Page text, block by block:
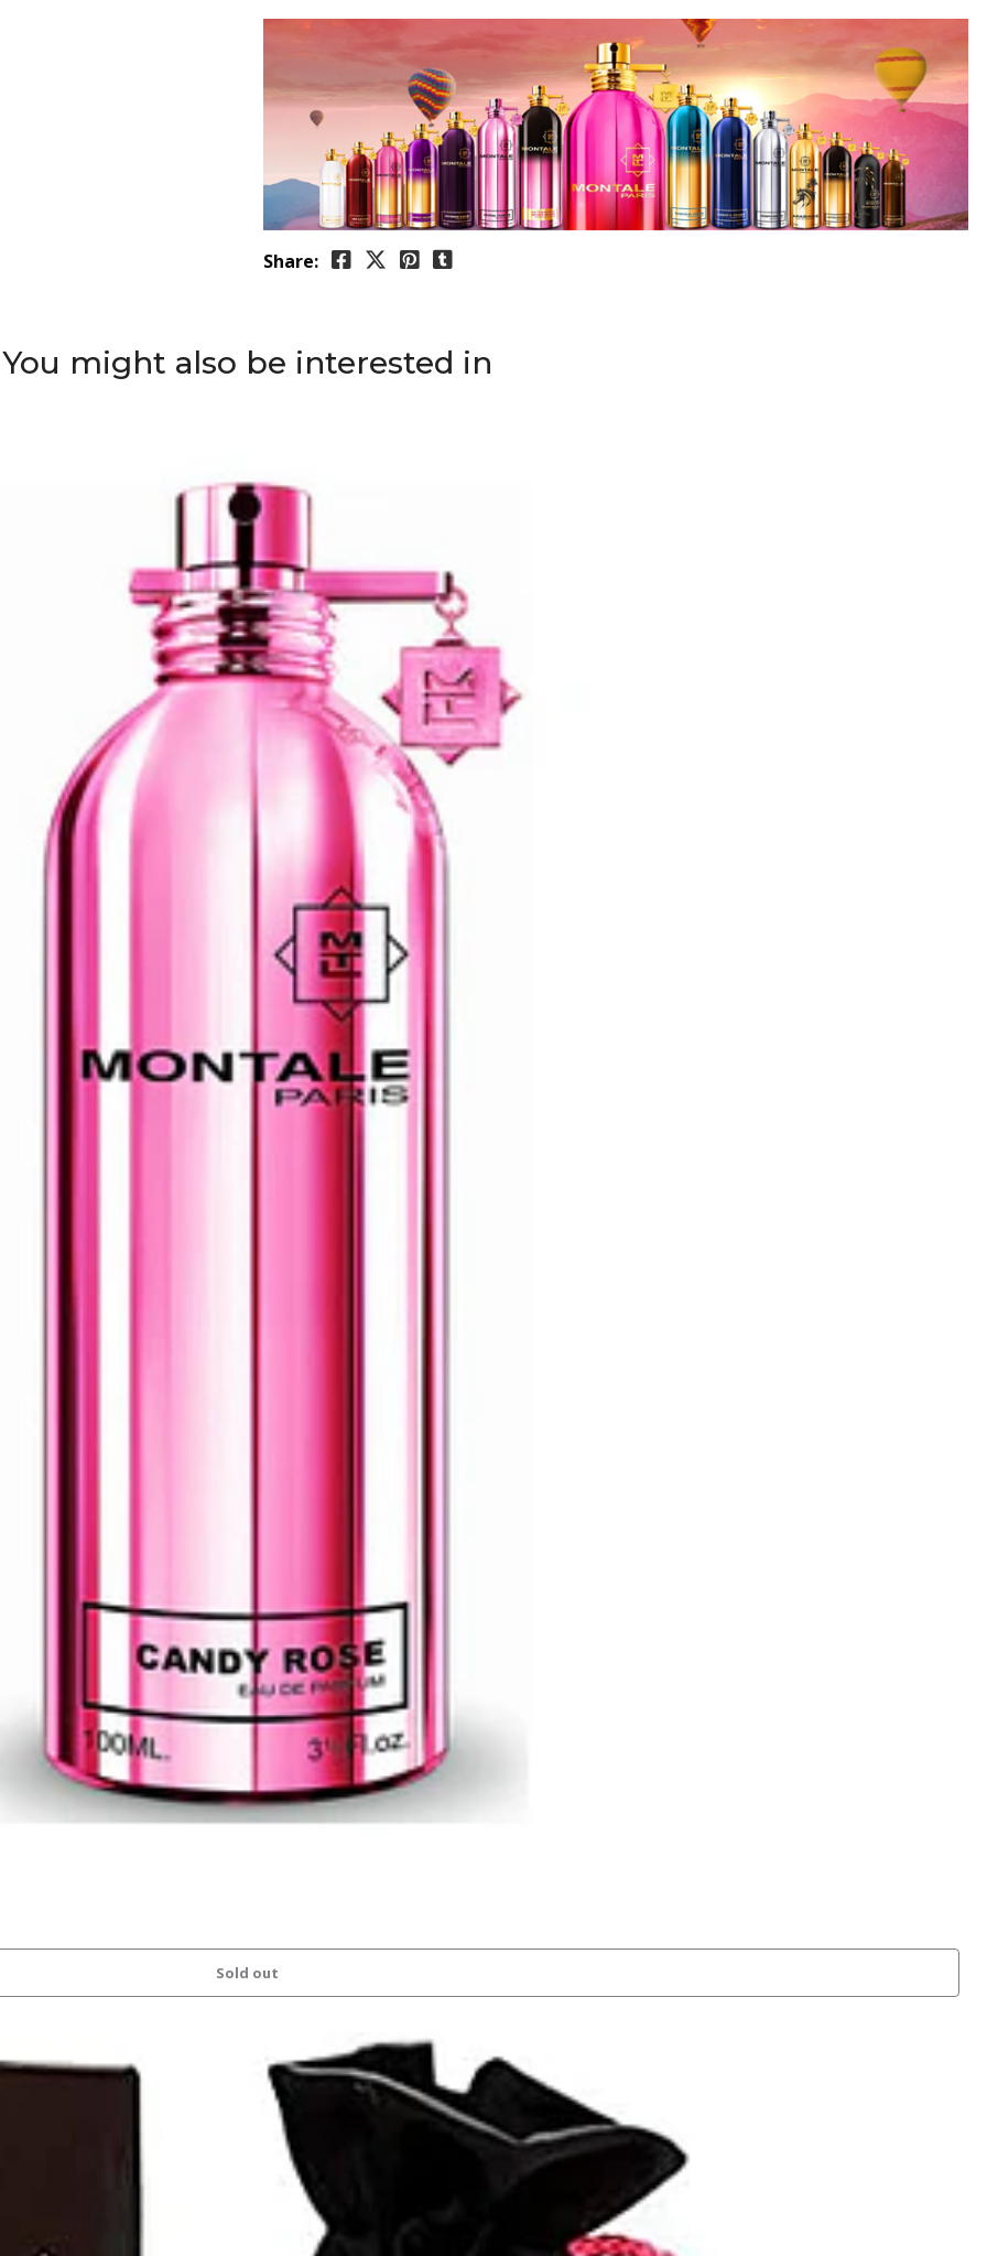
Share:
You might also be interested in
Sold out